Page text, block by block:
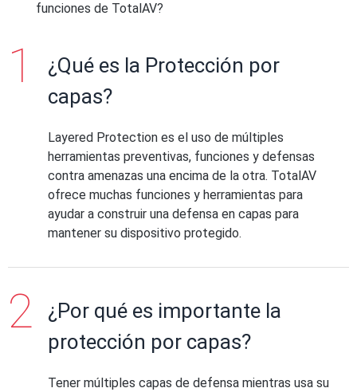
funciones de TotalAV?
¿Qué es la Protección por
capas?
Layered Protection es el uso de múltiples
herramientas preventivas, funciones y defensas
contra amenazas una encima de la otra. TotalAV
ofrece muchas funciones y herramientas para
ayudar a construir una defensa en capas para
mantener su dispositivo protegido.
¿Por qué es importante la
protección por capas?
Tener múltiples capas de defensa mientras usa su